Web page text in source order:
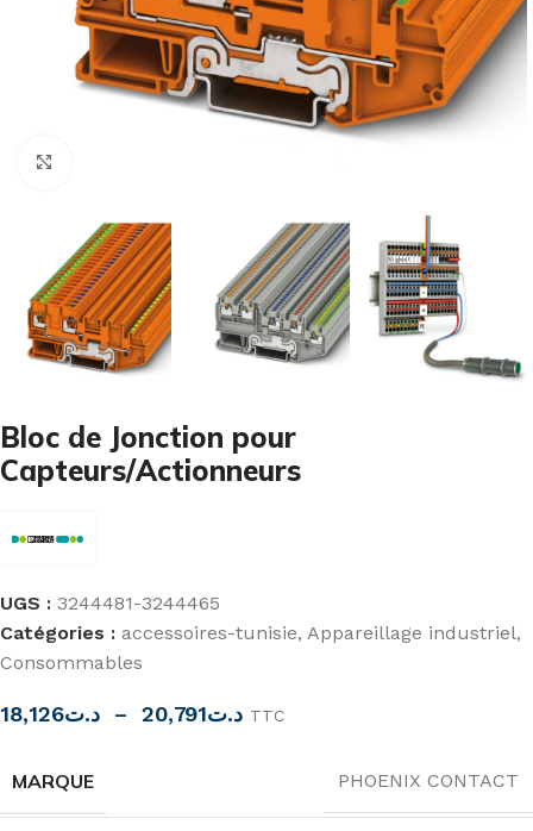
Bloc de Jonction pour
Capteurs/Actionneurs
UGS : 3244481-3244465
Catégories : accessoires-tunisie, Appareillage industriel,
Consommables
د.ت18,126 – د.ت20,791 TTC
MARQUE PHOENIX CONTACT